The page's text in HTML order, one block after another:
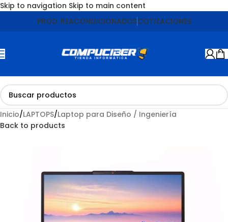
Skip to navigation Skip to main content
PROD. REACONDICIONADOSCOTIZACIONES
Inicio/LAPTOPS/Laptop para Diseño / Ingeniería
Back to products